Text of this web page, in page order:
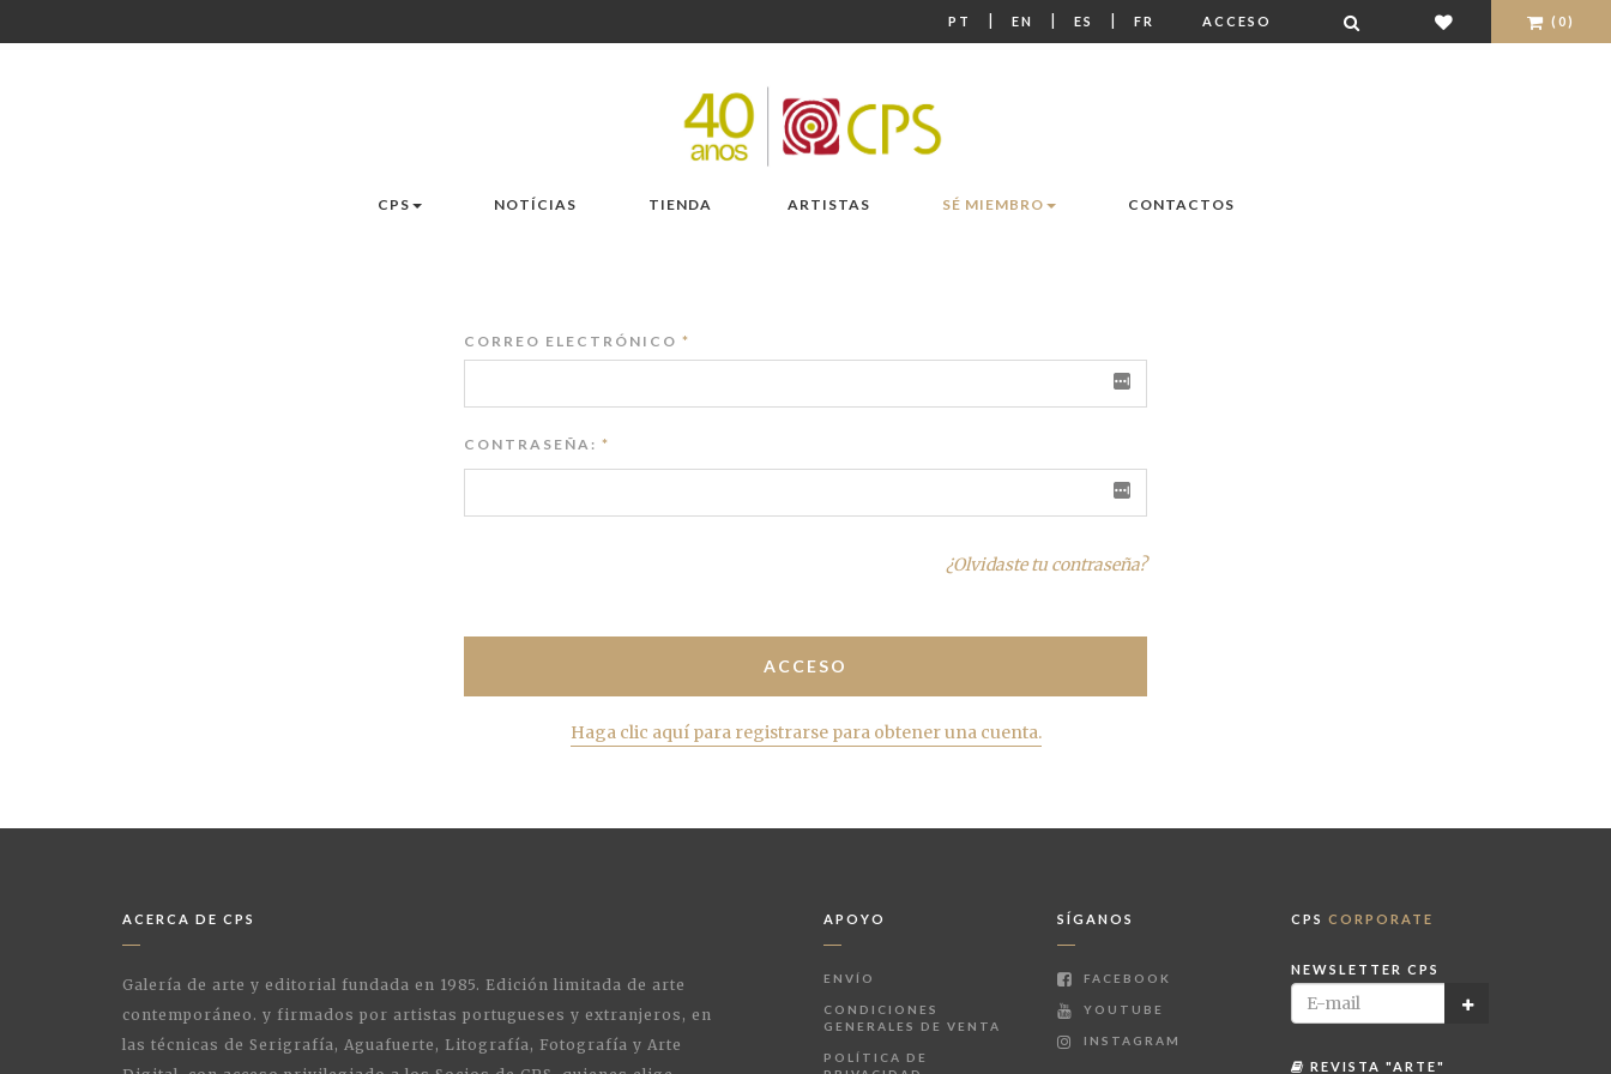
PT | EN | ES | FR ACCESO (0)
CPS NOTÍCIAS TIENDA ARTISTAS SÉ MIEMBRO CONTACTOS
CORREO ELECTRÓNICO *
CONTRASEÑA: *
¿Olvidaste tu contraseña?
Haga clic aquí para registrarse para obtener una cuenta.
ACERCA DE CPS
Galería de arte y editorial fundada en 1985. Edición limitada de arte
contemporáneo. y firmados por artistas portugueses y extranjeros, en
las técnicas de Serigrafía, Aguafuerte, Litografía, Fotografía y Arte
APOYO
ENVÍO
CONDICIONES
GENERALES DE VENTA
POLÍTICA DE
SÍGANOS
FACEBOOK
YOUTUBE
INSTAGRAM
CPS CORPORATE
NEWSLETTER CPS
REVISTA "ARTE"